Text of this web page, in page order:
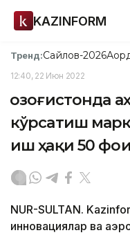
KAZINFORM
Тренд:Сайлов-2026
12:40, 22 Июн 2022
Қозоғистонда
кўрсатиш
иш ҳақи 50
NUR-SULTAN.
инновациялар ва